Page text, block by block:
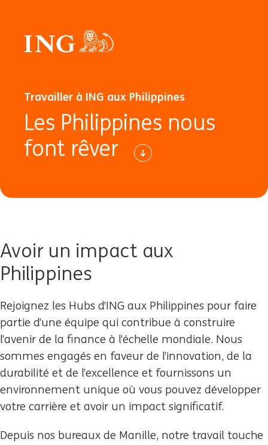
Travailler à ING aux Philippines
Les Philippines nous
font rêver
Avoir un impact aux
Philippines
Rejoignez les Hubs d’ING aux Philippines pour faire
partie d’une équipe qui contribue à construire
l’avenir de la finance à l’échelle mondiale. Nous
sommes engagés en faveur de l’innovation, de la
durabilité et de l’excellence et fournissons un
environnement unique où vous pouvez développer
votre carrière et avoir un impact significatif.
Depuis nos bureaux de Manille, notre travail touche